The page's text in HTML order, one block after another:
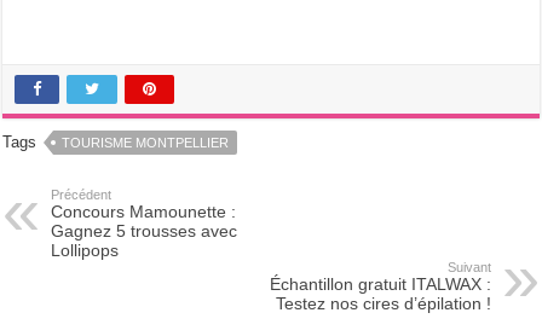
Tags TOURISME MONTPELLIER
Précédent
Concours Mamounette :
Gagnez 5 trousses avec
Lollipops
Suivant
Échantillon gratuit ITALWAX :
Testez nos cires d’épilation !